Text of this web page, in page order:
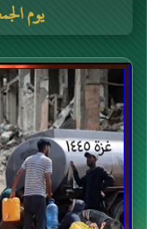
يوم الجمعة 24 صفر